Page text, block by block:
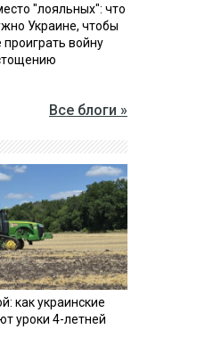
"лояльных": что
Украине, чтобы
проиграть войну
Все блоги »
как украинские
уроки 4-летней